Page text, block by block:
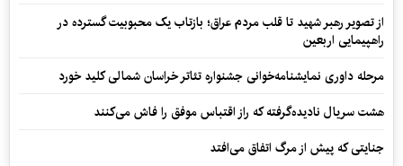
از تصویر رهبر شهید تا قلب مردم عراق؛ بازتاب یک محبوبیت گسترده در
راهپیمایی اربعین
مرحله داوری نمایشنامه‌خوانی جشنواره تئاتر خراسان شمالی کلید خورد
هشت سریال نادیده‌گرفته که راز اقتباس موفق را فاش می‌کنند
جنایتی که پیش از مرگ اتفاق می‌افتد